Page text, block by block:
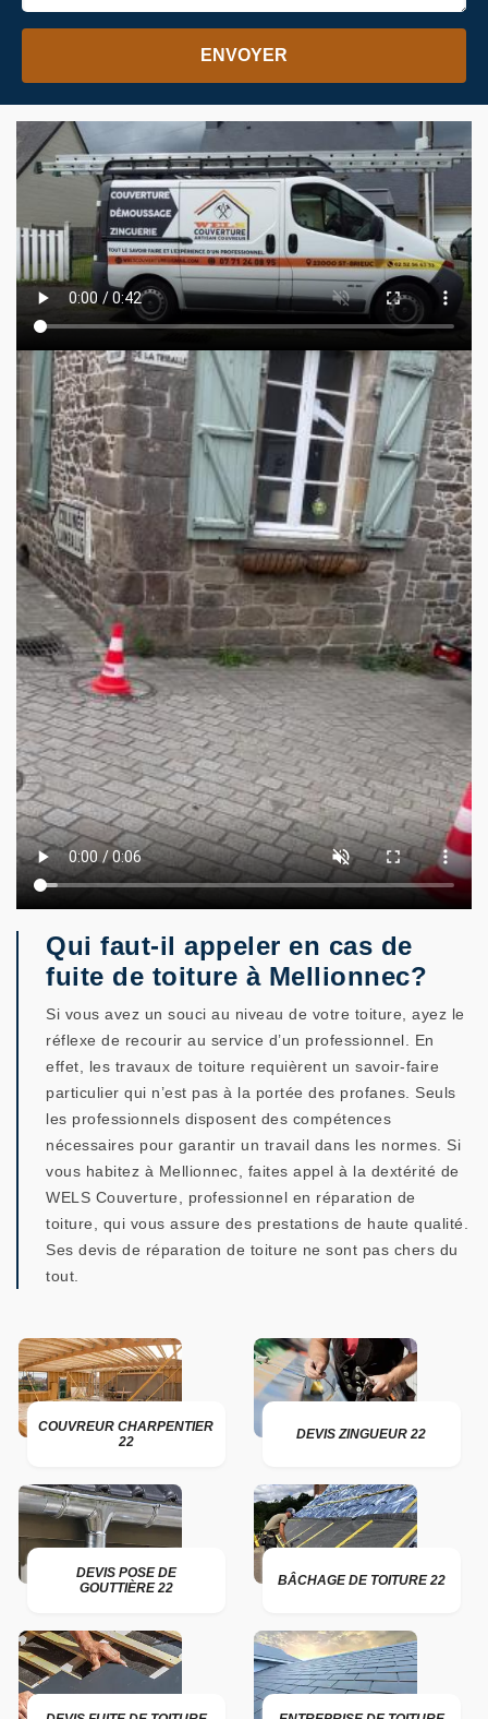
Qui faut-il appeler en cas de
fuite de toiture à Mellionnec?
Si vous avez un souci au niveau de votre toiture, ayez le
réflexe de recourir au service d’un professionnel. En
effet, les travaux de toiture requièrent un savoir-faire
particulier qui n’est pas à la portée des profanes. Seuls
les professionnels disposent des compétences
nécessaires pour garantir un travail dans les normes. Si
vous habitez à Mellionnec, faites appel à la dextérité de
WELS Couverture, professionnel en réparation de
toiture, qui vous assure des prestations de haute qualité.
Ses devis de réparation de toiture ne sont pas chers du
tout.
COUVREUR CHARPENTIER
22
DEVIS ZINGUEUR 22
DEVIS POSE DE
GOUTTIÈRE 22
BÂCHAGE DE TOITURE 22